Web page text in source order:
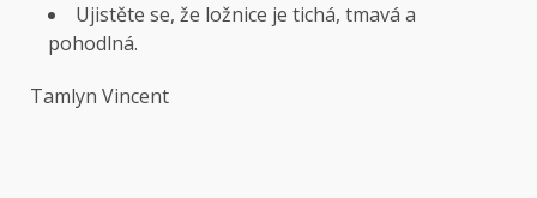
Ujistěte se, že ložnice je tichá, tmavá a
pohodlná.
Tamlyn Vincent